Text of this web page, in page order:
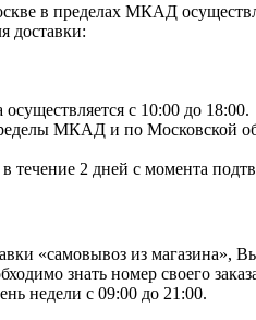
в пределах МКАД
доставки:
с 10:00 до 18:00.
МКАД и по Московской
в течение 2 дней с момента
«самовывоз из магазина»,
знать номер своего
недели с 09:00 до 21:00.